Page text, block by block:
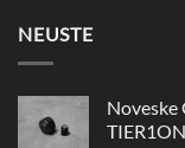
NEUSTE
Noveske